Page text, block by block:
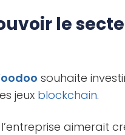
le
souhaite
jeux blockchain.
aimerait